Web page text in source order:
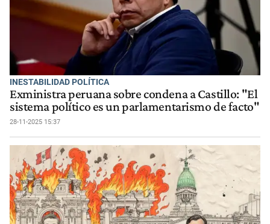
INESTABILIDAD POLÍTICA
Exministra peruana sobre condena a Castillo: "El
sistema político es un parlamentarismo de facto"
28-11-2025 15:37